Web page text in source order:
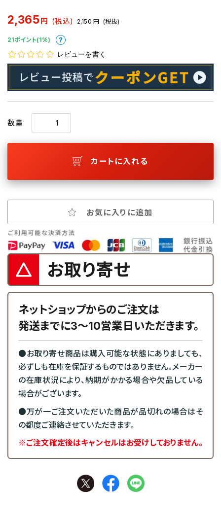
2,365 円 (税込) 2,150 円 (税抜)
21ポイント(1%)
レビューを書く
数量
カートに入れる
お気に入りに追加
お取り寄せ
ネットショップからのご注文は
発送までに3～10営業日いただきます。
●お取り寄せ商品は購入可能な状態にありましても、
必ずしも在庫を保証するものではありません。メーカー
の在庫状況により、納期がかかる場合や欠品している
場合がございます。
●万が一ご注文いただいた商品が品切れの場合はそ
の都度ご連絡させていただきます。
※ご注文確定後はキャンセルはお受けしておりません。